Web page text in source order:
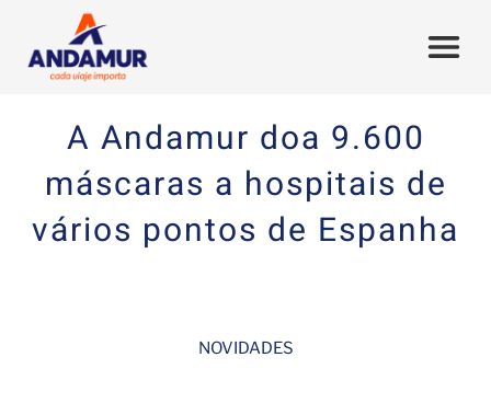
A Andamur doa 9.600
máscaras a hospitais de
vários pontos de Espanha
NOVIDADES